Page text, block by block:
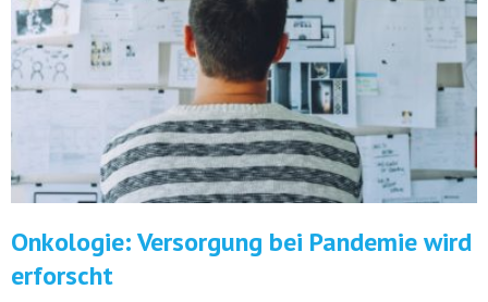
Onkologie: Versorgung bei Pandemie wird
erforscht